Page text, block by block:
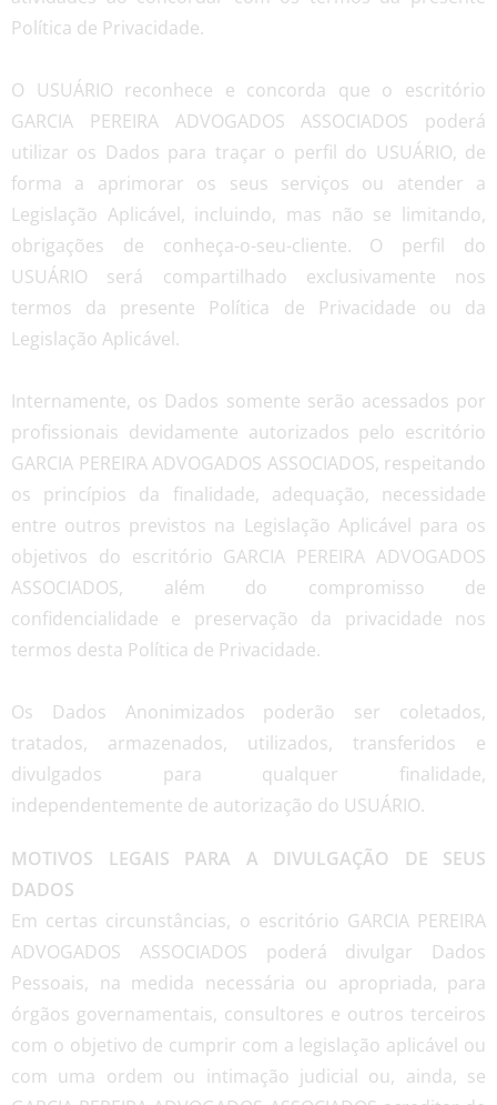
Política de Privacidade.
O USUÁRIO reconhece e concorda que o escritório
GARCIA PEREIRA ADVOGADOS ASSOCIADOS poderá
utilizar os Dados para traçar o perfil do USUÁRIO, de
forma a aprimorar os seus serviços ou atender a
Legislação Aplicável, incluindo, mas não se limitando,
obrigações de conheça-o-seu-cliente. O perfil do
USUÁRIO será compartilhado exclusivamente nos
termos da presente Política de Privacidade ou da
Legislação Aplicável.
Internamente, os Dados somente serão acessados por
profissionais devidamente autorizados pelo escritório
GARCIA PEREIRA ADVOGADOS ASSOCIADOS, respeitando
os princípios da finalidade, adequação, necessidade
entre outros previstos na Legislação Aplicável para os
objetivos do escritório GARCIA PEREIRA ADVOGADOS
ASSOCIADOS, além do compromisso de
confidencialidade e preservação da privacidade nos
termos desta Política de Privacidade.
Os Dados Anonimizados poderão ser coletados,
tratados, armazenados, utilizados, transferidos e
divulgados para qualquer finalidade,
independentemente de autorização do USUÁRIO.
MOTIVOS LEGAIS PARA A DIVULGAÇÃO DE SEUS
DADOS
Em certas circunstâncias, o escritório GARCIA PEREIRA
ADVOGADOS ASSOCIADOS poderá divulgar Dados
Pessoais, na medida necessária ou apropriada, para
órgãos governamentais, consultores e outros terceiros
com o objetivo de cumprir com a legislação aplicável ou
com uma ordem ou intimação judicial ou, ainda, se